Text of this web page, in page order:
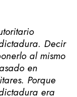
Decir
al mismo
en
Porque
era